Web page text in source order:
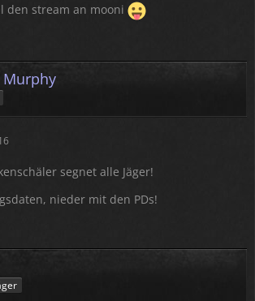
den stream an mooni
Murphy
segnet alle Jäger!
nieder mit den PDs!